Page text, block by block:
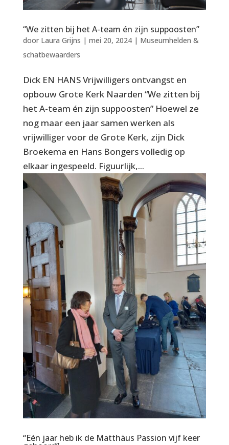
“We zitten bij het A-team én zijn suppoosten”
door Laura Grijns | mei 20, 2024| Museumhelden &
schatbewaarders
Dick EN HANS Vrijwilligers ontvangst en
opbouw Grote Kerk Naarden “We zitten bij
het A-team én zijn suppoosten” Hoewel ze
nog maar een jaar samen werken als
vrijwilliger voor de Grote Kerk, zijn Dick
Broekema en Hans Bongers volledig op
elkaar ingespeeld. Figuurlijk,...
“Eén jaar heb ik de Matthäus Passion vijf keer